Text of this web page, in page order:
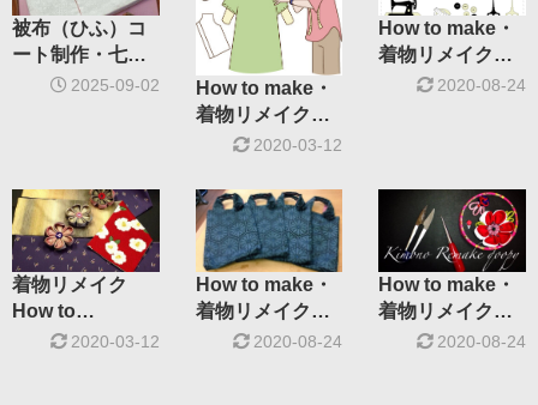
被布（ひふ）コ
ート制作・七五
三女の子2025-09-02
How to make・
着物リメイク
♯4 作り方2020-03-12
How to make・
着物リメイク
♯3 作り方2020-08-24
着物リメイク
How to
make「作り方」
2020-03-12
How to make・
着物リメイク
♯2 作り方2020-08-24
How to make・
着物リメイク
♯1 作り方2020-08-24